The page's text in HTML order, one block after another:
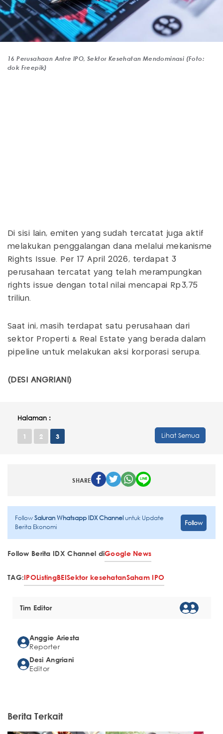
16 Perusahaan Antre IPO, Sektor Kesehatan Mendominasi (Foto:
dok Freepik)
Di sisi lain, emiten yang sudah tercatat juga aktif
melakukan penggalangan dana melalui mekanisme
Rights Issue. Per 17 April 2026, terdapat 3
perusahaan tercatat yang telah merampungkan
rights issue dengan total nilai mencapai Rp3,75
triliun.
Saat ini, masih terdapat satu perusahaan dari
sektor Properti & Real Estate yang berada dalam
pipeline untuk melakukan aksi korporasi serupa.
(DESI ANGRIANI)
Halaman :
1 2 3 Lihat Semua
SHARE
FollowSaluran Whatsapp IDX Channeluntuk Update
Berita Ekonomi
Follow
Follow Berita IDX Channel diGoogle News
TAG:IPOListingBEISektor kesehatanSaham IPO
Tim Editor
Anggie Ariesta
Reporter
Desi Angriani
Editor
Berita Terkait